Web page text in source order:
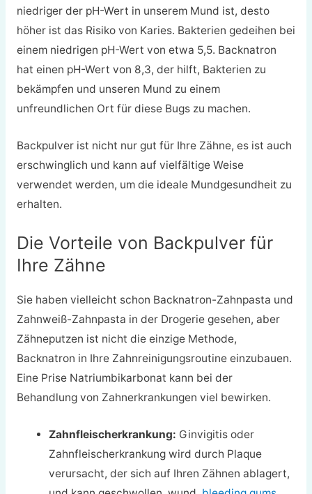
niedriger der pH-Wert in unserem Mund ist, desto
höher ist das Risiko von Karies. Bakterien gedeihen bei
einem niedrigen pH-Wert von etwa 5,5. Backnatron
hat einen pH-Wert von 8,3, der hilft, Bakterien zu
bekämpfen und unseren Mund zu einem
unfreundlichen Ort für diese Bugs zu machen.
Backpulver ist nicht nur gut für Ihre Zähne, es ist auch
erschwinglich und kann auf vielfältige Weise
verwendet werden, um die ideale Mundgesundheit zu
erhalten.
Die Vorteile von Backpulver für
Ihre Zähne
Sie haben vielleicht schon Backnatron-Zahnpasta und
Zahnweiß-Zahnpasta in der Drogerie gesehen, aber
Zähneputzen ist nicht die einzige Methode,
Backnatron in Ihre Zahnreinigungsroutine einzubauen.
Eine Prise Natriumbikarbonat kann bei der
Behandlung von Zahnerkrankungen viel bewirken.
Zahnfleischerkrankung: Ginvigitis oder
Zahnfleischerkrankung wird durch Plaque
verursacht, der sich auf Ihren Zähnen ablagert,